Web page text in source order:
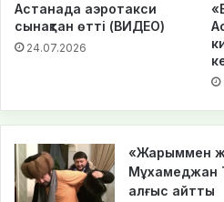
Астанада аэротакси
сынақтан өтті (ВИДЕО)
24.07.2026
«Жарыммен
Мұхамеджан
алғыс айтты